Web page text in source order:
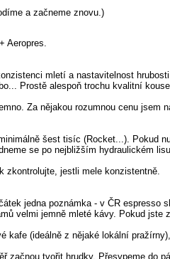
a začneme znovu.)
Aeropres.
mletí a nastavitelnost
Prostě alespoň trochu kvalitní
Za nějakou rozumnou cenu
šest tisíc (Rocket...). Pokud
se po nejbližším hydraulickém
zkontrolujte, jestli mele konzistentně.
jedna poznámka - v ČR
velmi jemně mleté kávy. Pokud
kafe (ideálně z nějaké lokální
začnou tvořit hrudky. Přesypeme